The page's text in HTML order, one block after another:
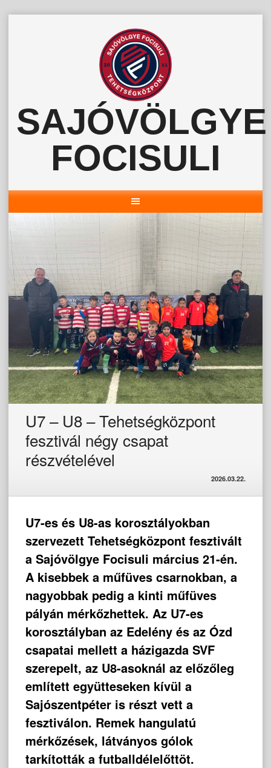
SAJÓVÖLGYE
FOCISULI
U7 – U8 – Tehetségközpont
fesztivál négy csapat
részvételével
2026.03.22.
U7-es és U8-as korosztályokban
szervezett Tehetségközpont fesztivált
a Sajóvölgye Focisuli március 21-én.
A kisebbek a műfüves csarnokban, a
nagyobbak pedig a kinti műfüves
pályán mérkőzhettek. Az U7-es
korosztályban az Edelény és az Ózd
csapatai mellett a házigazda SVF
szerepelt, az U8-asoknál az előzőleg
említett együtteseken kívül a
Sajószentpéter is részt vett a
fesztiválon. Remek hangulatú
mérkőzések, látványos gólok
tarkították a futballdélelőttöt.